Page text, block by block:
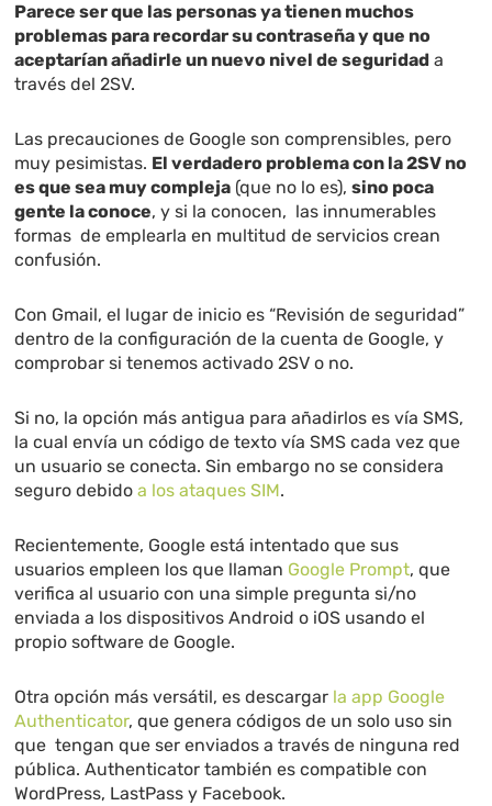
Parece ser que las personas ya tienen muchos
problemas para recordar su contraseña y que no
aceptarían añadirle un nuevo nivel de seguridad a
través del 2SV.
Las precauciones de Google son comprensibles, pero
muy pesimistas. El verdadero problema con la 2SV no
es que sea muy compleja (que no lo es),sino poca
gente la conoce, y si la conocen, las innumerables
formas de emplearla en multitud de servicios crean
confusión.
Con Gmail, el lugar de inicio es “Revisión de seguridad”
dentro de la configuración de la cuenta de Google, y
comprobar si tenemos activado 2SV o no.
Si no, la opción más antigua para añadirlos es vía SMS,
la cual envía un código de texto vía SMS cada vez que
un usuario se conecta. Sin embargo no se considera
seguro debidoa los ataques SIM.
Recientemente, Google está intentado que sus
usuarios empleen los que llaman Google Prompt, que
verifica al usuario con una simple pregunta si/no
enviada a los dispositivos Android o iOS usando el
propio software de Google.
Otra opción más versátil, es descargar la app Google
Authenticator, que genera códigos de un solo uso sin
que tengan que ser enviados a través de ninguna red
pública. Authenticator también es compatible con
WordPress, LastPass y Facebook.